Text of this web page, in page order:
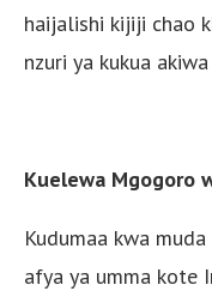
haijalishi kijiji chao
nzuri ya kukua
Kuelewa Mgogoro
Kudumaa kwa
afya ya umma kote